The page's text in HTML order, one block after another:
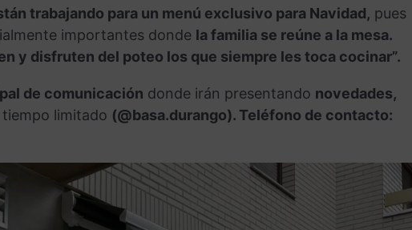
trabajando para un menú exclusivo para Navidad, pues
importantes donde la familia se reúne a la mesa.
y disfruten del poteo los que siempre les toca cocinar”.
de comunicación donde irán presentando novedades,
limitado (@basa.durango). Teléfono de contacto: